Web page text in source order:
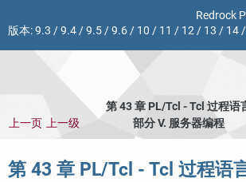
Redrock
版本:9.3 /9.4/9.5/9.6/ 10 / 11 / 12/ 13 / 14/
第 43 章 PL/Tcl - Tcl 过程语
上一页 上一级 部分 V. 服务器编程
第 43 章 PL/Tcl - Tcl 过程语